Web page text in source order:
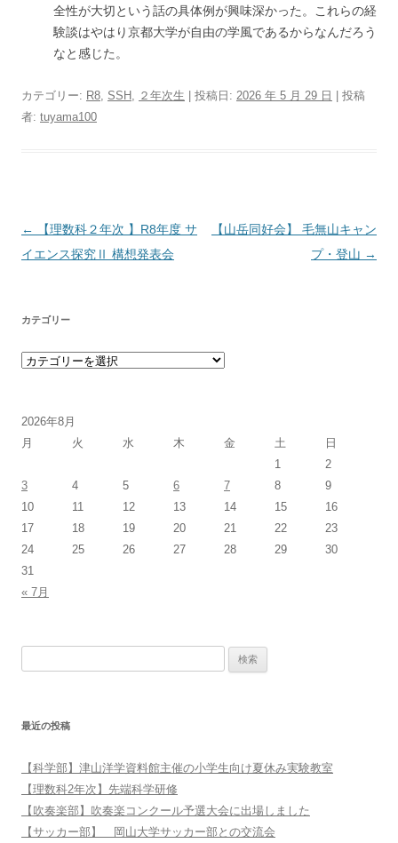
全性が大切という話の具体例が興味深かった。これらの経
験談はやはり京都大学が自由の学風であるからなんだろう
なと感じた。
カテゴリー: R8, SSH , ２年次生 | 投稿日: 2026 年 5 月 29 日
投稿
者: tuyama100
投稿ナビゲーション
←
【理数科２年次 】R8年度 サ
イエンス探究Ⅱ 構想発表会
【山岳同好会】 毛無山キャン
プ・登山 →
カテゴリー
カテゴリー
2026年8月
月
火 水 木 金 土 日
« 7月
1
2
3
4 5 6 7 8
9
10
11 12 13 14 15
16
17
18 19 20 21 22
23
24
25 26 27 28 29
30
31
最近の投稿
【科学部】津山洋学資料館主催の小学生向け夏休み実験教室
【理数科2年次】先端科学研修
【吹奏楽部】吹奏楽コンクール予選大会に出場しました
【サッカー部】 岡山大学サッカー部との交流会